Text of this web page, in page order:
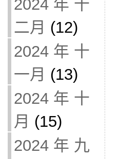
2024 年 十
二月 (12)
2024 年 十
一月 (13)
2024 年 十
月 (15)
2024 年 九